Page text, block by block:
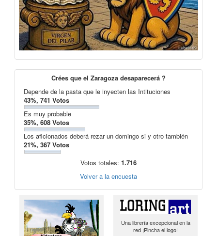
Crées que el Zaragoza desaparecerá ?
Depende de la pasta que le inyecten las Intituciones
43%, 741 Votos
Es muy probable
35%, 608 Votos
Los aficionados deberá rezar un domingo si y otro también
21%, 367 Votos
Votos totales: 1.716
Volver a la encuesta
Una librería excepcional en la
red ¡Pincha el logo!